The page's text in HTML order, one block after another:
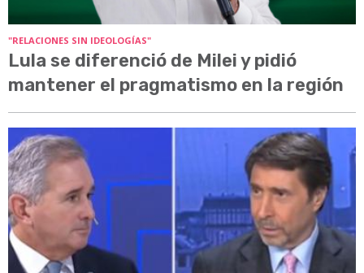
"RELACIONES SIN IDEOLOGÍAS"
Lula se diferenció de Milei y pidió
mantener el pragmatismo en la región